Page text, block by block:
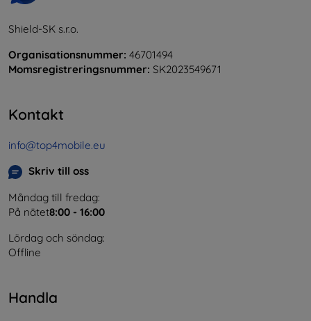
Shield-SK s.r.o.
Organisationsnummer: 46701494
Momsregistreringsnummer: SK2023549671
Kontakt
info@top4mobile.eu
Skriv till oss
Måndag till fredag:
På nätet8:00 - 16:00
Lördag och söndag:
Offline
Handla